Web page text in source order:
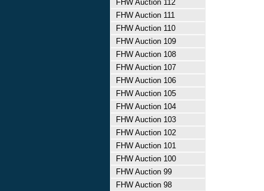
FHW Auction 112
FHW Auction 111
FHW Auction 110
FHW Auction 109
FHW Auction 108
FHW Auction 107
FHW Auction 106
FHW Auction 105
FHW Auction 104
FHW Auction 103
FHW Auction 102
FHW Auction 101
FHW Auction 100
FHW Auction 99
FHW Auction 98